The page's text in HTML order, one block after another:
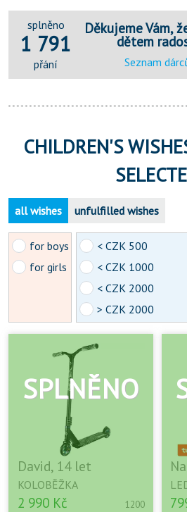
splněno
1 791
přání
Děkujeme Vám,
dětem
Seznam
CHILDREN'S
all wishes unfulfilled wishes
for boys
for girls
< CZK 500
< CZK 1000
< CZK 2000
> CZK 2000
David, 14 let
KOLOBĚŽKA
2 990 Kč 1200